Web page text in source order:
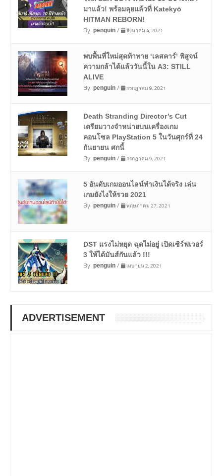
มาแล้ว! พร้อมลุยแล้วที่ Katekyō
HITMAN REBORN!
By penguin/ สิงหาคม 4, 2021
พบพื้นที่ใหม่สุดท้าทาย ‘เลสคาร์’ พิสูจน์
ความกล้าได้แล้ววันนี้ใน A3: STILL
ALIVE
By penguin/ กรกฎาคม 9, 2021
Death Stranding Director’s Cut
เตรียมวางจำหน่ายบนเครื่องเกม
คอนโซล PlayStation 5 ในวันศุกร์ที่ 24
กันยายน ศกนี้
By penguin/ กรกฎาคม 9, 2021
5 อันดับเกมออนไลน์ทำเงินได้จริง เล่น
เกมยังไงให้รวย 2021
By penguin/ พฤษภาคม 27, 2021
DST แรงไม่หยุด ฉุดไม่อยู่ เปิดเซิร์ฟเวอร์
3 ให้ได้มันส์กันแล้ว !!!
By penguin/ เมษายน 2, 2021
ADVERTISEMENT